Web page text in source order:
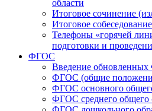
области
Итоговое сочинение
Итоговое
Телефоны «горячей
подготовки и
ФГОС
Введение
ФГОС (общие
ФГОС основного
ФГОС среднего общего